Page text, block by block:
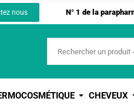
nous N° 1 de la
CHEVEUX